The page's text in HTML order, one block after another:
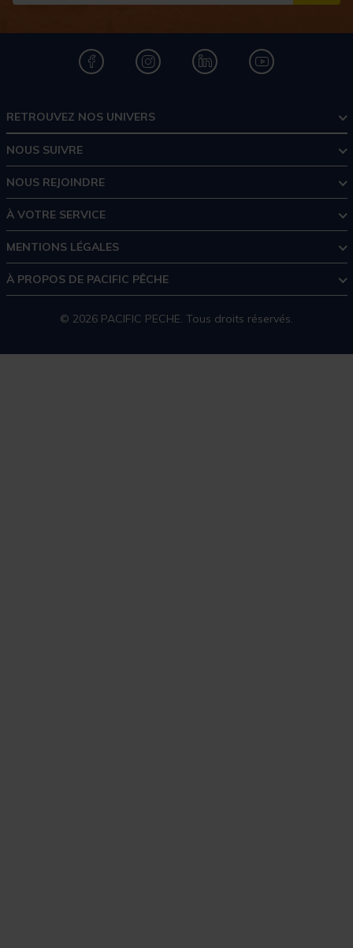
RETROUVEZ NOS UNIVERS
NOUS SUIVRE
NOUS REJOINDRE
À VOTRE SERVICE
MENTIONS LÉGALES
À PROPOS DE PACIFIC PÊCHE
© 2026 PACIFIC PECHE. Tous droits réservés.